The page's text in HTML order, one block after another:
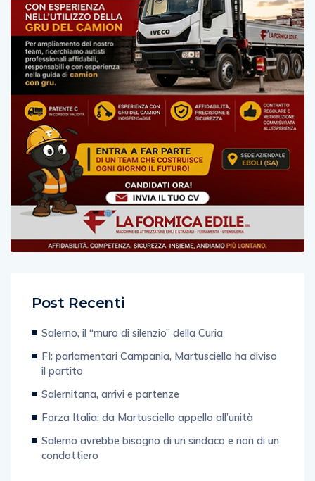
Post Recenti
Salerno, il “muro di silenzio” della Curia
FI: parlamentari Campania, Martusciello ha diviso
il partito
Salernitana, arrivi e partenze
Forza Italia: da Martusciello appello all’unità
Salerno avrebbe bisogno di un sindaco e non di un
condottiero